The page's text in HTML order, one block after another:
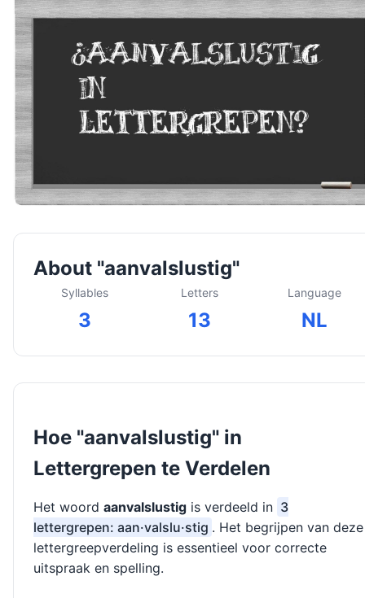
About "aanvalslustig"
Syllables
3
Letters
13
Language
NL
Hoe "aanvalslustig" in
Lettergrepen te Verdelen
Het woord aanvalslustig is verdeeld in 3
lettergrepen: aan·valslu·stig . Het begrijpen van deze
lettergreepverdeling is essentieel voor correcte
uitspraak en spelling.